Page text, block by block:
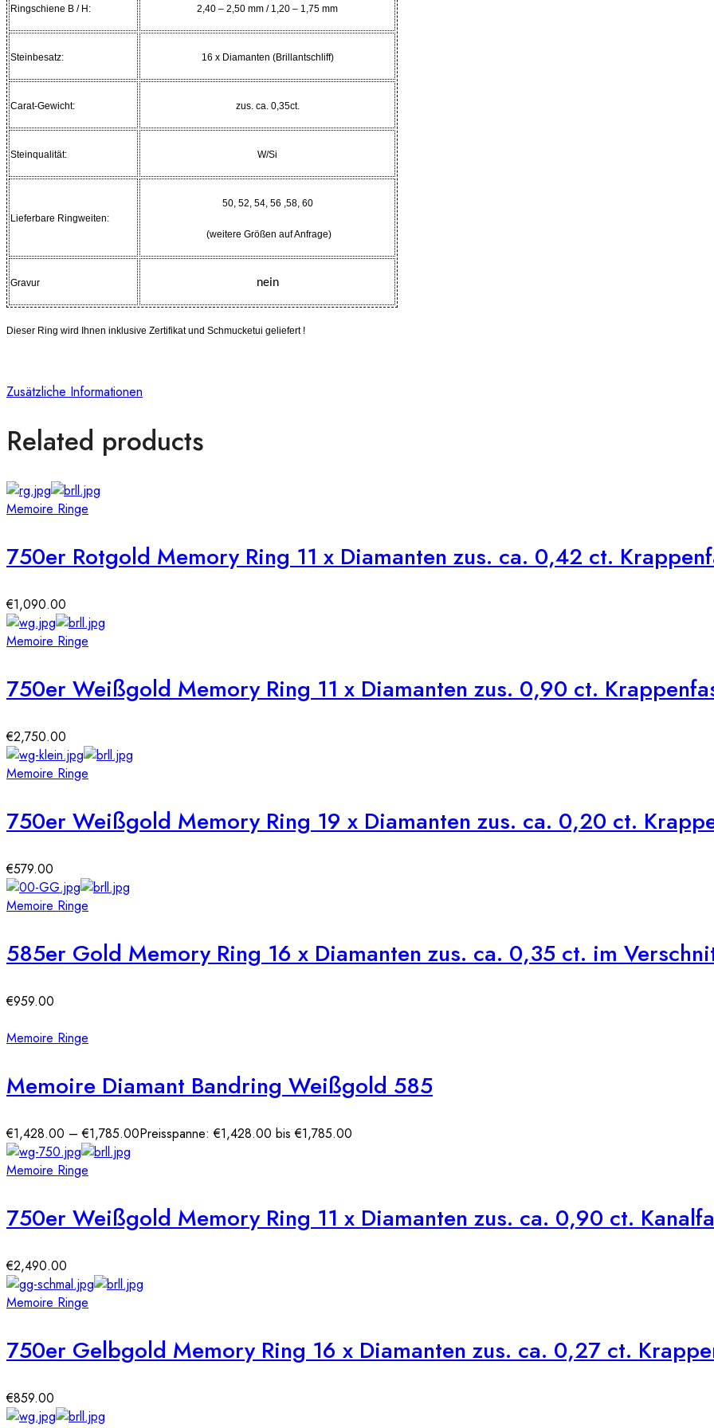
Ringschiene B / H: 2,40 – 2,50 mm / 1,20 – 1,75 mm
Steinbesatz: 16 x Diamanten (Brillantschliff)
Carat-Gewicht: zus. ca. 0,35ct.
Steinqualität: W/Si
Lieferbare Ringweiten:
50, 52, 54, 56 ,58, 60
(weitere Größen auf Anfrage)
Gravur nein
Dieser Ring wird Ihnen inklusive Zertifikat und Schmucketui geliefert !
Zusätzliche Informationen
Related products
Memoire Ringe
750er Rotgold Memory Ring 11 x Diamanten zus. ca. 0,42 ct.
€1,090.00
Memoire Ringe
750er Weißgold Memory Ring 11 x Diamanten zus. 0,90 ct.
€2,750.00
Memoire Ringe
750er Weißgold Memory Ring 19 x Diamanten zus. ca. 0,20 ct.
€579.00
Memoire Ringe
585er Gold Memory Ring 16 x Diamanten zus. ca. 0,35 ct. im
€959.00
Memoire Ringe
Memoire Diamant Bandring Weißgold 585
€1,428.00 –€1,785.00Preisspanne: €1,428.00 bis €1,785.00
Memoire Ringe
750er Weißgold Memory Ring 11 x Diamanten zus. ca. 0,90 ct.
€2,490.00
Memoire Ringe
750er Gelbgold Memory Ring 16 x Diamanten zus. ca. 0,27 ct.
€859.00